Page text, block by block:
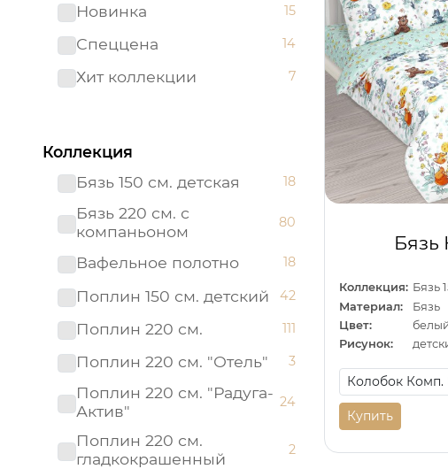
Новинка 15
Спеццена 14
Хит коллекции 7
Коллекция
Бязь 150 см. детская
18
Бязь 220 см. с
компаньоном
80
Вафельное полотно 18
Поплин 150 см. детский 42
Поплин 220 см. 111
Поплин 220 см. "Отель" 3
Поплин 220 см. "Радуга-
Актив"
24
Поплин 220 см.
гладкокрашенный
2
Бязь
Коллекция: Бязь
Материал:
Бязь
Цвет:
Рисунок:
Купить